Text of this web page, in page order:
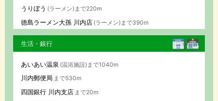
うりぼう (ラーメン)まで220m
徳島ラーメン大孫 川内店 (ラーメン)まで390m
生活・銀行
あいあい温泉 (温浴施設)まで1040m
川内郵便局 まで530m
四国銀行 川内支店 まで20m